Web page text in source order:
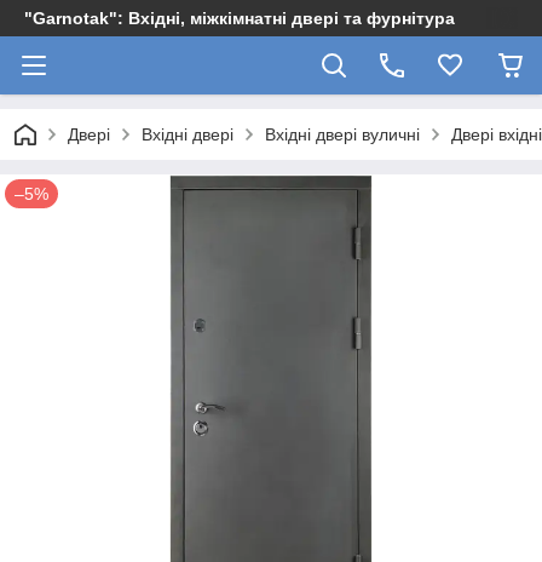
"Garnotak": Вхідні, міжкімнатні двері та фурнітура
Двері Вхідні двері Вхідні двері вуличні Двері
–5%